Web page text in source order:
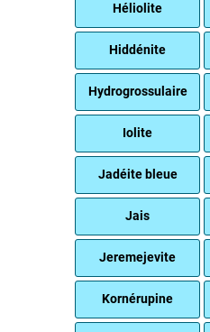
Héliolite
Hiddénite
Hydrogrossulaire
Iolite
Jadéite bleue
Jais
Jeremejevite
Kornérupine